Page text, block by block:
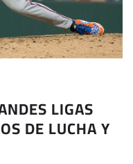
LIGAS
DE LUCHA Y